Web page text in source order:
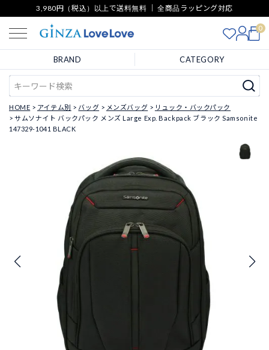
3,980円（税込）以上で送料無料 ｜ 全商品ラッピング対応
0
BRAND CATEGORY
HOME アイテム別 バッグ メンズバッグ
リュック・バックパック
サムソナイト バックパック メンズ Large Exp. Backpack ブラック Samsonite
147329-1041 BLACK